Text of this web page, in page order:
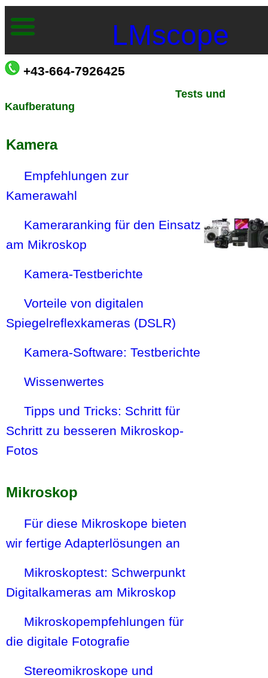
LMscope
+43-664-7926425
Tests und
Kaufberatung
Kamera
Empfehlungen zur
Kamerawahl
Kameraranking für den Einsatz
am Mikroskop
Kamera-Testberichte
Vorteile von digitalen
Spiegelreflexkameras (DSLR)
Kamera-Software: Testberichte
Wissenwertes
Tipps und Tricks: Schritt für
Schritt zu besseren Mikroskop-
Fotos
Mikroskop
Für diese Mikroskope bieten
wir fertige Adapterlösungen an
Mikroskoptest: Schwerpunkt
Digitalkameras am Mikroskop
Mikroskopempfehlungen für
die digitale Fotografie
Stereomikroskope und